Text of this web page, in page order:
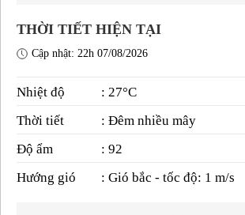
THỜI TIẾT HIỆN TẠI
Cập nhật: 22h 07/08/2026
Nhiệt độ
: 27°C
Thời tiết
: Đêm nhiều mây
Độ ẩm
: 92
Hướng gió
: Gió bắc - tốc độ: 1 m/s